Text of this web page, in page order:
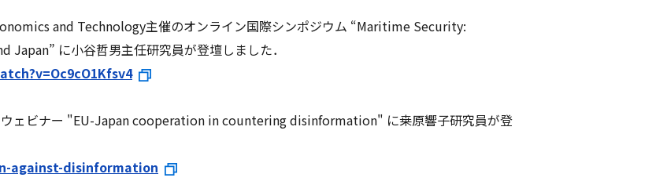
and Technology主催のオンライン国際シンポジウム “Maritime Security:
に小谷哲男主任研究員が登壇しました．
ェビナー "EU-Japan cooperation in countering disinformation" に桒原響子研究員が登
against-disinformation